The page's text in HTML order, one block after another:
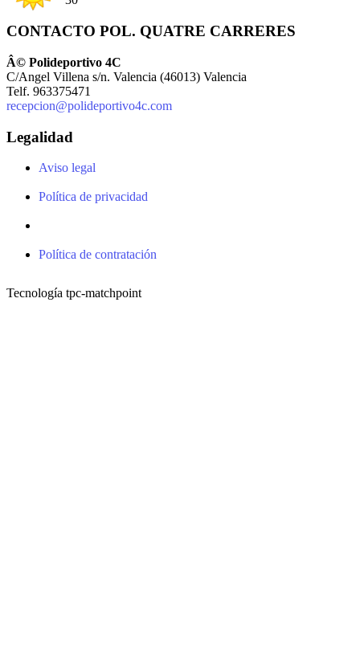
CONTACTO POL. QUATRE CARRERES
Â© Polideportivo 4C
C/Angel Villena s/n. Valencia (46013) Valencia
Telf. 963375471
recepcion@polideportivo4c.com
Legalidad
Aviso legal
Política de privacidad
Política de contratación
Tecnología tpc-matchpoint